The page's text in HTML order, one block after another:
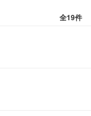
全19件